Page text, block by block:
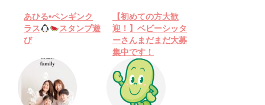
あひる•ペンギンク
ラス
スタンプ遊
び
【初めての方大歓
迎！】ベビーシッタ
ーさんまだまだ大募
集中です！